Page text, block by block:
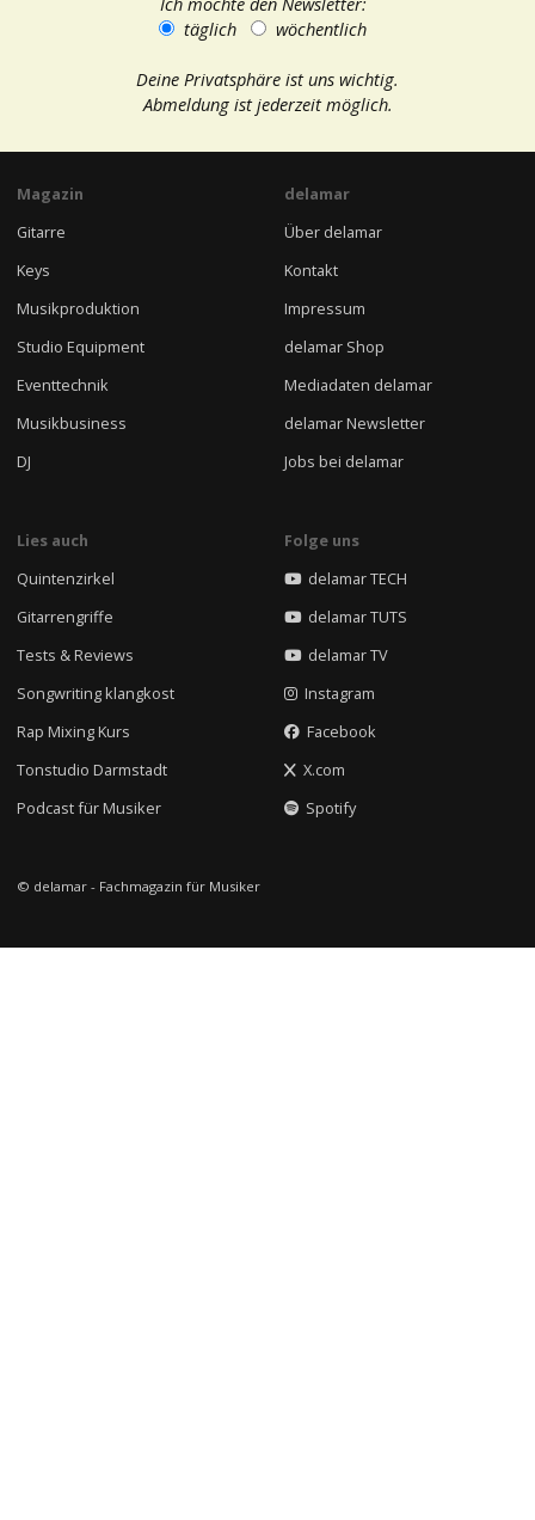
täglich
wöchentlich
Deine Privatsphäre ist uns wichtig.
Abmeldung ist jederzeit möglich.
Magazin
Gitarre
Keys
Musikproduktion
Studio Equipment
Eventtechnik
Musikbusiness
DJ
delamar
Über delamar
Kontakt
Impressum
delamar Shop
Mediadaten delamar
delamar Newsletter
Jobs bei delamar
Lies auch
Quintenzirkel
Gitarrengriffe
Tests & Reviews
Songwriting klangkost
Rap Mixing Kurs
Tonstudio Darmstadt
Podcast für Musiker
Folge uns
delamar TECH
delamar TUTS
delamar TV
Instagram
Facebook
X.com
Spotify
© delamar - Fachmagazin für Musiker